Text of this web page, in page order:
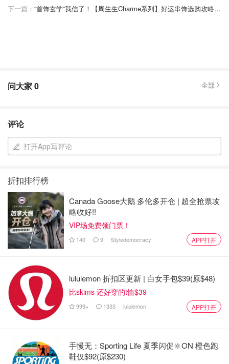
下一篇：
“首饰玄学”我信了！【周生生Charme系列】好运串饰选购攻略+专属寓意分享~
问大家0 全部
评论
打开App写评论
折扣排行榜
Canada Goose大鹅 多伦多开仓 | 超全抢票攻
略收好!!
VIP场免费领门票！
140 9 Styledemocracy APP打开
lululemon 折扣区更新 | 白女手包$39(原$48)
比skims 还好穿的t恤$39
999+ 1333 lululemon APP打开
手慢无：Sporting Life 夏季闪促🔆ON 橙色跑
鞋仅$92(原$230)